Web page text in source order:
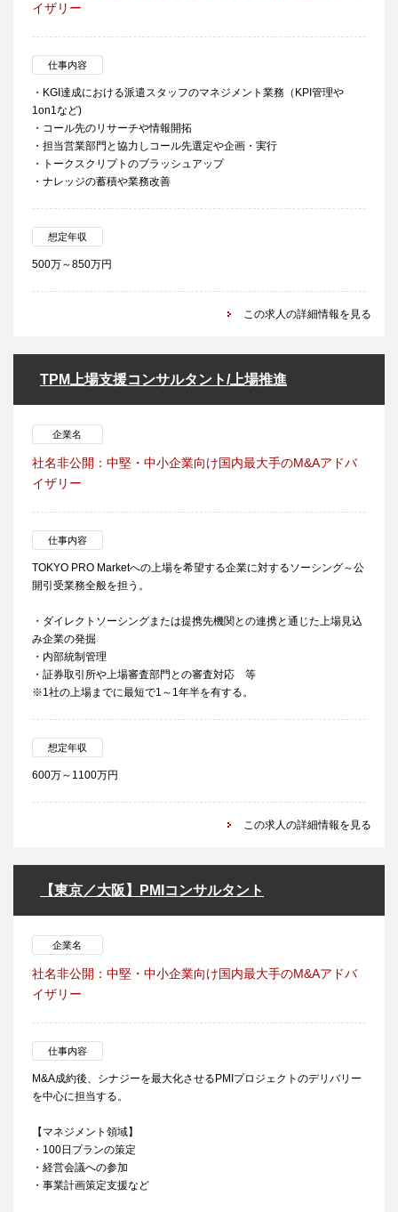
イザリー
仕事内容
・KGI達成における派遣スタッフのマネジメント業務（KPI管理や
1on1など)
・コール先のリサーチや情報開拓
・担当営業部門と協力しコール先選定や企画・実行
・トークスクリプトのブラッシュアップ
・ナレッジの蓄積や業務改善
想定年収
500万～850万円
この求人の詳細情報を見る
TPM上場支援コンサルタント/上場推進
企業名
社名非公開：中堅・中小企業向け国内最大手のM&Aアドバ
イザリー
仕事内容
TOKYO PRO Marketへの上場を希望する企業に対するソーシング～公
開引受業務全般を担う。
・ダイレクトソーシングまたは提携先機関との連携と通じた上場見込
み企業の発掘
・内部統制管理
・証券取引所や上場審査部門との審査対応 等
※1社の上場までに最短で1～1年半を有する。
想定年収
600万～1100万円
この求人の詳細情報を見る
【東京／大阪】PMIコンサルタント
企業名
社名非公開：中堅・中小企業向け国内最大手のM&Aアドバ
イザリー
仕事内容
M&A成約後、シナジーを最大化させるPMIプロジェクトのデリバリー
を中心に担当する。
【マネジメント領域】
・100日プランの策定
・経営会議への参加
・事業計画策定支援など